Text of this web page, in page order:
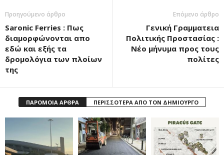
Προηγούμενο άρθρο
Saronic Ferries : Πως
διαμορφώνονται απο
εδώ και εξής τα
δρομολόγια των πλοίων
της
Επόμενο άρθρο
Γενική Γραμματεια
Πολιτικής Προστασίας :
Νέο μήνυμα προς τους
πολίτες
ΠΑΡΟΜΟΙΑ ΑΡΘΡΑ ΠΕΡΙΣΣΟΤΕΡΑ ΑΠΟ ΤΟΝ ΔΗΜΙΟΥΡΓΟ